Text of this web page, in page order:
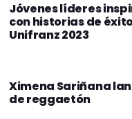
Jóvenes líderes
con historias de éxito
Unifranz 2023
Ximena Sariñana
de reggaetón